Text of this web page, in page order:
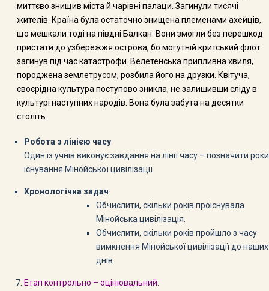
миттєво знищив міста й ча­рівні палаци. Загинули тисячі
жителів. Країна була остаточно знищена племенами ахейців,
що мешкали тоді на півдні Балкан. Вони змогли без перешкод
при­стати до узбережжя острова, бо могутній критський флот
загинув під час катастрофи. Велетенська при­пливна хвиля,
породжена землетрусом, розбила його на друзки. Квітуча,
своєрідна культура поступово зникла, не за­лишивши сліду в
культурі наступних народів. Вона бу­ла забута на десятки
століть.
Робота з лінією часу
Один із учнів виконує завдання на лінії часу – позначити роки
існування Мінойської цивілізації.
Хронологічна задач
Обчислити, скільки років проіснувала
Мінойська цивілізація.
Обчислити, скільки років пройшло з часу
вимкнення Мінойської цивілізації до наших
днів.
Етап контрольно – оцінювальний.